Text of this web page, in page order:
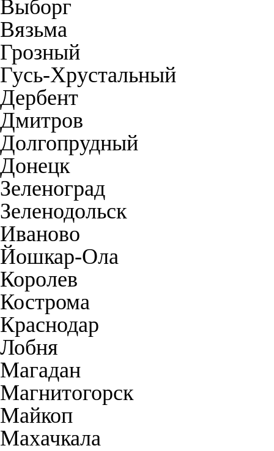
Выборг
Вязьма
Грозный
Гусь-Хрустальный
Дербент
Дмитров
Долгопрудный
Донецк
Зеленоград
Зеленодольск
Иваново
Йошкар-Ола
Королев
Кострома
Краснодар
Лобня
Магадан
Магнитогорск
Майкоп
Махачкала